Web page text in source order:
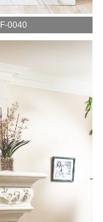
0040